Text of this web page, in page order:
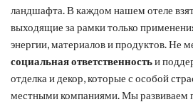
ландшафта. В каждом нашем отеле
выходящие за рамки только
энергии, материалов и продуктов. Не
социальная ответственностьи
отделка и декор, которые с особой
местными компаниями. Мы развиваем